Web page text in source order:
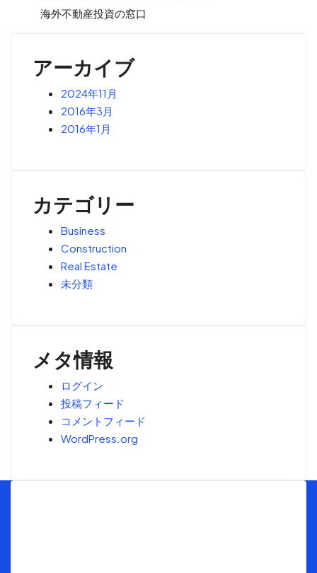
海外不動産投資の窓口
アーカイブ
2024年11月
2016年3月
2016年1月
カテゴリー
Business
Construction
Real Estate
未分類
メタ情報
ログイン
投稿フィード
コメントフィード
WordPress.org